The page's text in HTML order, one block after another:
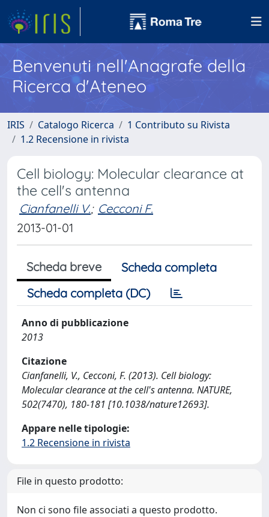
Benvenuti nell'Anagrafe della
Ricerca d'Ateneo
IRIS Catalogo Ricerca
1 Contributo su Rivista
1.2 Recensione in rivista
Cell biology: Molecular clearance at
the cell's antenna
Cianfanelli V.; Cecconi F.
2013-01-01
Scheda breve
Scheda completa
Scheda completa (DC)
Anno di pubblicazione
2013
Citazione
Cianfanelli, V., Cecconi, F. (2013). Cell biology:
Molecular clearance at the cell's antenna. NATURE,
502(7470), 180-181 [10.1038/nature12693].
Appare nelle tipologie:
1.2 Recensione in rivista
File in questo prodotto:
Non ci sono file associati a questo prodotto.